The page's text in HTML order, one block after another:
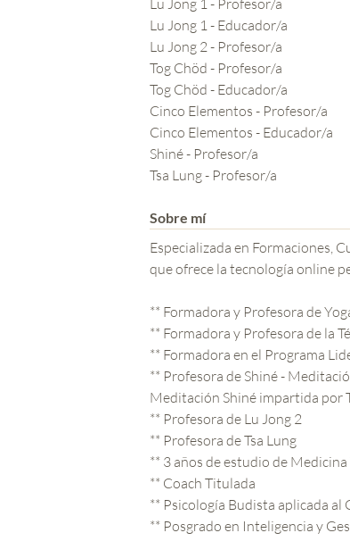
Lu Jong 1 - Profesor/a
Lu Jong 1 - Educador/a
Lu Jong 2 - Profesor/a
Tog Chöd - Profesor/a
Tog Chöd - Educador/a
Cinco Elementos - Profesor/a
Cinco Elementos - Educador/a
Shiné - Profesor/a
Tsa Lung - Profesor/a
Sobre mí
Especializada en Formaciones,
que ofrece la tecnología online
** Formadora y Profesora de
** Formadora y Profesora de la
** Formadora en el Programa
** Profesora de Shiné -
Meditación Shiné impartida por
** Profesora de Lu Jong 2
** Profesora de Tsa Lung
** 3 años de estudio de
** Coach Titulada
** Psicología Budista aplicada al
** Posgrado en Inteligencia y